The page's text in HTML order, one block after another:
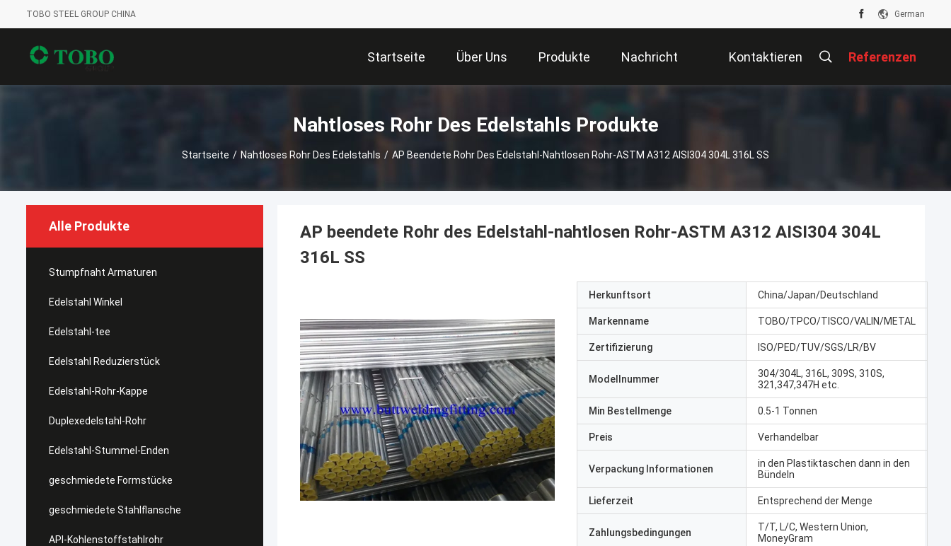
TOBO STEEL GROUP CHINA German
Startseite Über Uns Produkte Nachricht Kontaktieren Referenzen
Nahtloses Rohr Des Edelstahls Produkte
Startseite / Nahtloses Rohr Des Edelstahls / AP Beendete Rohr Des Edelstahl-Nahtlosen Rohr-ASTM A312 AISI304 304L 316L SS
Alle Produkte
Stumpfnaht Armaturen
Edelstahl Winkel
Edelstahl-tee
Edelstahl Reduzierstück
Edelstahl-Rohr-Kappe
Duplexedelstahl-Rohr
Edelstahl-Stummel-Enden
geschmiedete Formstücke
geschmiedete Stahlflansche
API-Kohlenstoffstahlrohr
AP beendete Rohr des Edelstahl-nahtlosen Rohr-ASTM A312 AISI304 304L
316L SS
Herkunftsort China/Japan/Deutschland
Markenname TOBO/TPCO/TISCO/VALIN/METAL
Zertifizierung ISO/PED/TUV/SGS/LR/BV
Modellnummer
304/304L, 316L, 309S, 310S,
321,347,347H etc.
Min Bestellmenge 0.5-1 Tonnen
Preis Verhandelbar
Verpackung Informationen
in den Plastiktaschen dann in den
Bündeln
Lieferzeit Entsprechend der Menge
Zahlungsbedingungen
T/T, L/C, Western Union,
MoneyGram